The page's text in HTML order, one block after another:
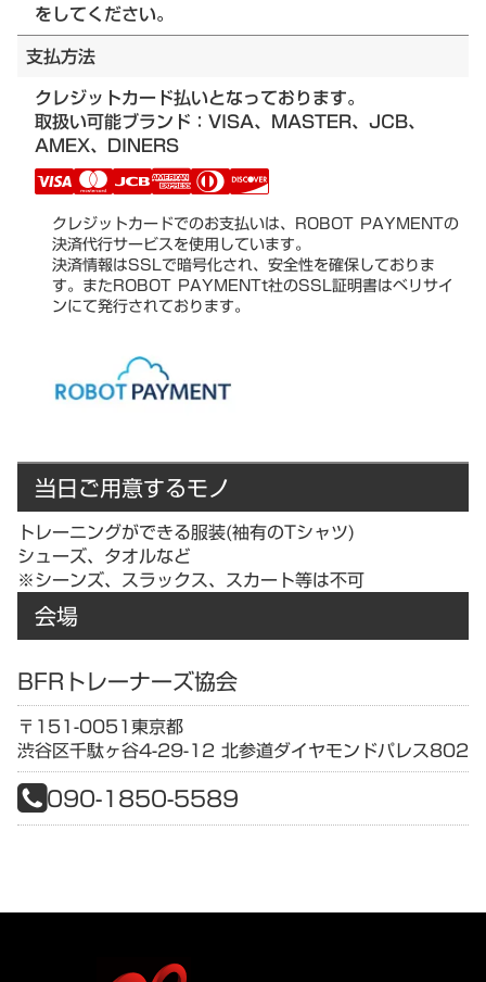
をしてください。
支払方法
クレジットカード払いとなっております。
取扱い可能ブランド：VISA、MASTER、JCB、
AMEX、DINERS
クレジットカードでのお支払いは、ROBOT PAYMENTの
決済代行サービスを使用しています。
決済情報はSSLで暗号化され、安全性を確保しておりま
す。またROBOT PAYMENTt社のSSL証明書はベリサイ
ンにて発行されております。
当日ご用意するモノ
トレーニングができる服装(袖有のTシャツ)
シューズ、タオルなど
※シーンズ、スラックス、スカート等は不可
会場
BFRトレーナーズ協会
〒151-0051東京都
渋谷区千駄ヶ谷4-29-12 北参道ダイヤモンドパレス802
090-1850-5589